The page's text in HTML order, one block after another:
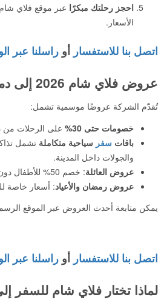
احجز رحلتك مبكرًا عبر موقع فلاي
الأسعار.
اتصل بنا للاستفسار أو راسلنا عبر
عروض فلاي شام 2026 إلى دمشق
تُقدّم الشركة عروضًا موسمية تشمل:
خصومات حتى 30%
على الرحلات من
باقات سفر سياحية متكاملة تشمل
والجولات داخل المدينة.
عروض العائلة: خصم 50% للأطفال دون 12 سنة.
عروض رمضان والأعياد: أسعار خاصة
يمكن متابعة أحدث العروض عبر الموقع
اتصل بنا للاستفسار أو راسلنا عبر
لماذا تختار فلاي شام للسفر